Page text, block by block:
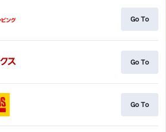
Go To
Go To
Go To